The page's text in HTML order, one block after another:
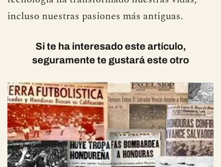
Hoy, mirar hacia atrás nos recuerda cómo la
incluso nuestras pasiones más antiguas.
seguramente te gustará este otro